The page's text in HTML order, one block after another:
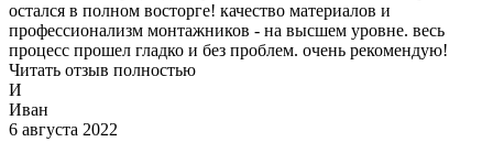
остался в полном восторге! качество материалов и
профессионализм монтажников - на высшем уровне. весь
процесс прошел гладко и без проблем. очень рекомендую!
Читать отзыв полностью
И
Иван
6 августа 2022